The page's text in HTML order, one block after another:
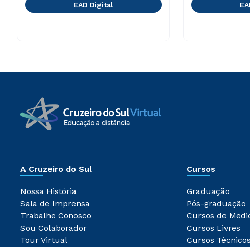
EAD Digital
A Cruzeiro do Sul
Nossa História
Sala de Imprensa
Trabalhe Conosco
Sou Colaborador
Tour Virtual
Cursos
Graduação
Pós-graduação
Cursos de
Cursos Livres
Cursos Técnicos